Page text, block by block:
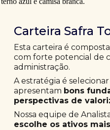
Carteira Safra
Esta carteira é
com forte potencial de
administração.
A estratégia é
apresentam bons
perspectivas de
Nossa equipe de
escolhe os ativos